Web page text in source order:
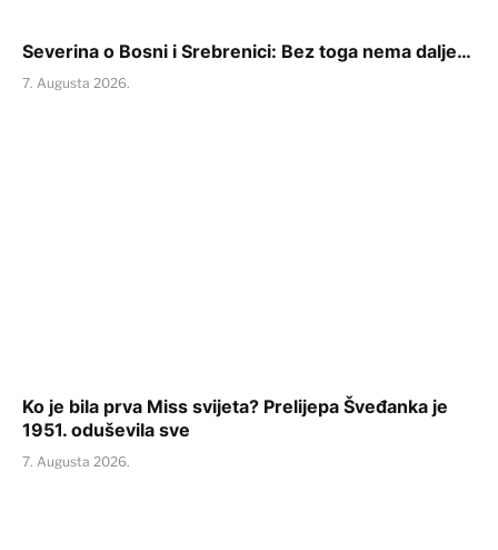
Severina o Bosni i Srebrenici: Bez toga nema dalje…
7. Augusta 2026.
Ko je bila prva Miss svijeta? Prelijepa Šveđanka je
1951. oduševila sve
7. Augusta 2026.